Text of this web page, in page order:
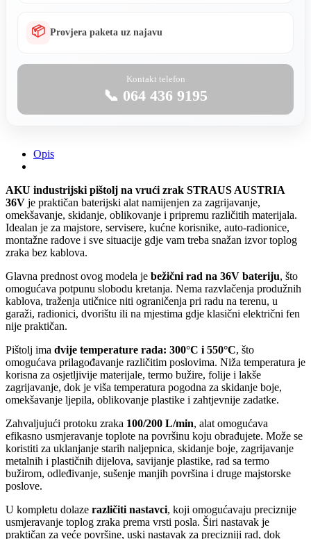
📦 Provjera paketa uz najavu
Kontakt telefon
📞 064 436 9195
Opis
AKU industrijski pištolj na vrući zrak STRAUS AUSTRIA
36V je praktičan baterijski alat namijenjen za zagrijavanje,
omekšavanje, skidanje, oblikovanje i pripremu različitih materijala.
Idealan je za majstore, servisere, kućne korisnike, auto-radionice,
montažne radove i sve situacije gdje vam treba snažan izvor toplog
zraka bez kablova.
Glavna prednost ovog modela je bežični rad na 36V bateriju, što
omogućava potpunu slobodu kretanja. Nema razvlačenja produžnih
kablova, traženja utičnice niti ograničenja pri radu na terenu, u
garaži, radionici, dvorištu ili na mjestima gdje klasični električni fen
nije praktičan.
Pištolj ima dvije temperature rada: 300°C i 550°C, što
omogućava prilagođavanje različitim poslovima. Niža temperatura je
korisna za osjetljivije materijale, termo bužire, folije i lakše
zagrijavanje, dok je viša temperatura pogodna za skidanje boje,
omekšavanje ljepila, oblikovanje plastike i zahtjevnije zadatke.
Zahvaljujući protoku zraka 100/200 L/min, alat omogućava
efikasno usmjeravanje toplote na površinu koju obrađujete. Može se
koristiti za uklanjanje starih naljepnica, skidanje boje, zagrijavanje
metalnih i plastičnih dijelova, savijanje plastike, rad sa termo
bužirom, odleđivanje, sušenje manjih površina i druge majstorske
poslove.
U kompletu dolaze različiti nastavci, koji omogućavaju preciznije
usmjeravanje toplog zraka prema vrsti posla. Širi nastavak je
praktičan za veće površine, uski nastavak za precizniji rad, dok